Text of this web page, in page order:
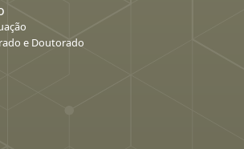
e Doutorado